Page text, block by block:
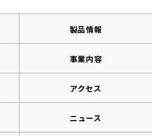
製品情報
事業内容
アクセス
ニュース